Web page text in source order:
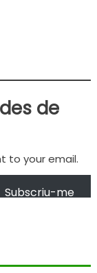
de
to your email.
Subscriu-me